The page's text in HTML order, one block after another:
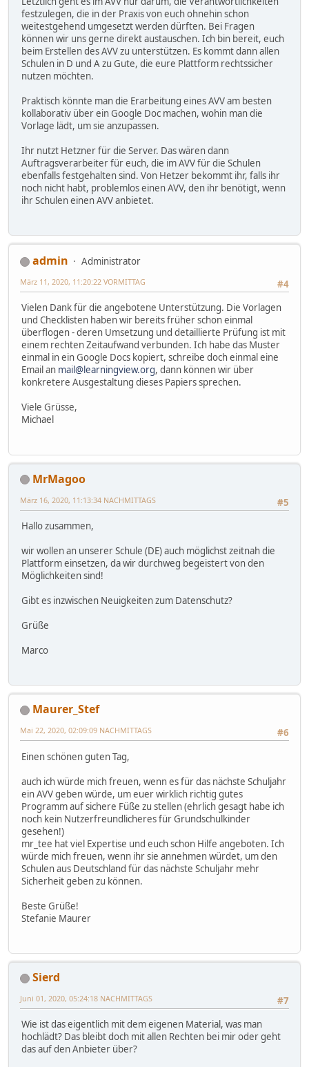
festzulegen, die in der Praxis von euch ohnehin schon
weitestgehend umgesetzt werden dürften. Bei Fragen
können wir uns gerne direkt austauschen. Ich bin bereit, euch
beim Erstellen des AVV zu unterstützen. Es kommt dann allen
Schulen in D und A zu Gute, die eure Plattform rechtssicher
nutzen möchten.
Praktisch könnte man die Erarbeitung eines AVV am besten
kollaborativ über ein Google Doc machen, wohin man die
Vorlage lädt, um sie anzupassen.
Ihr nutzt Hetzner für die Server. Das wären dann
Auftragsverarbeiter für euch, die im AVV für die Schulen
ebenfalls festgehalten sind. Von Hetzer bekommt ihr, falls ihr
noch nicht habt, problemlos einen AVV, den ihr benötigt, wenn
ihr Schulen einen AVV anbietet.
admin
Administrator
#4
März 11, 2020, 11:20:22 VORMITTAG
Vielen Dank für die angebotene Unterstützung. Die Vorlagen
und Checklisten haben wir bereits früher schon einmal
überflogen - deren Umsetzung und detaillierte Prüfung ist mit
einem rechten Zeitaufwand verbunden. Ich habe das Muster
einmal in ein Google Docs kopiert, schreibe doch einmal eine
Email an mail@learningview.org, dann können wir über
konkretere Ausgestaltung dieses Papiers sprechen.
Viele Grüsse,
Michael
MrMagoo
#5
März 16, 2020, 11:13:34 NACHMITTAGS
Hallo zusammen,
wir wollen an unserer Schule (DE) auch möglichst zeitnah die
Plattform einsetzen, da wir durchweg begeistert von den
Möglichkeiten sind!
Gibt es inzwischen Neuigkeiten zum Datenschutz?
Grüße
Marco
Maurer_Stef
#6
Mai 22, 2020, 02:09:09 NACHMITTAGS
Einen schönen guten Tag,
auch ich würde mich freuen, wenn es für das nächste Schuljahr
ein AVV geben würde, um euer wirklich richtig gutes
Programm auf sichere Füße zu stellen (ehrlich gesagt habe ich
noch kein Nutzerfreundlicheres für Grundschulkinder
gesehen!)
mr_tee hat viel Expertise und euch schon Hilfe angeboten. Ich
würde mich freuen, wenn ihr sie annehmen würdet, um den
Schulen aus Deutschland für das nächste Schuljahr mehr
Sicherheit geben zu können.
Beste Grüße!
Stefanie Maurer
Sierd
#7
Juni 01, 2020, 05:24:18 NACHMITTAGS
Wie ist das eigentlich mit dem eigenen Material, was man
hochlädt? Das bleibt doch mit allen Rechten bei mir oder geht
das auf den Anbieter über?